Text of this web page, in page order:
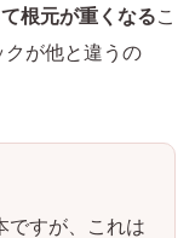
根元が重くなるこ
クが他と違うの
ですが、これは